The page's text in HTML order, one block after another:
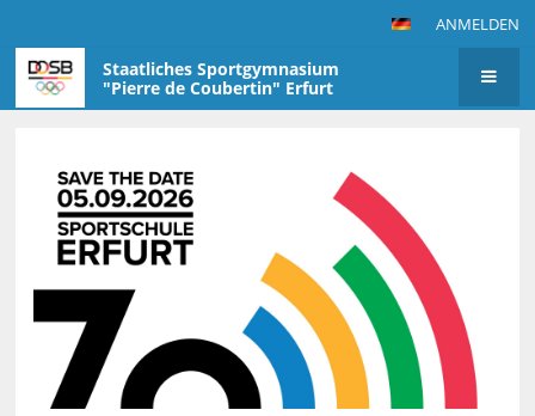
ANMELDEN
Staatliches Sportgymnasium
"Pierre de Coubertin" Erfurt